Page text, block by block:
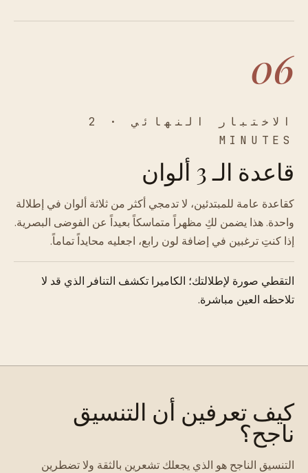
06
الاختبار النهائي · 2
MINUTES
قاعدة الـ 3 ألوان
كقاعدة عامة للمبتدئين، لا تدمجي أكثر من ثلاثة ألوان في إطلالة
واحدة. هذا يضمن لكِ مظهراً متماسكاً بعيداً عن الفوضى البصرية.
إذا كنتِ ترغبين في إضافة لون رابع، اجعليه محايداً تماماً.
التقطي صورة لإطلالتك؛ الكاميرا تكشف التنافر الذي قد لا
تلاحظه العين مباشرة.
كيف تعرفين أن التنسيق
ناجح؟
التنسيق الناجح هو الذي يجعلك تشعرين بالثقة ولا تضطرين